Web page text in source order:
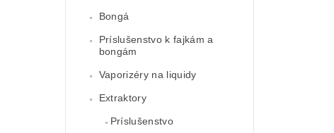
Bongá
Príslušenstvo k fajkám a
bongám
Vaporizéry na liquidy
Extraktory
Príslušenstvo